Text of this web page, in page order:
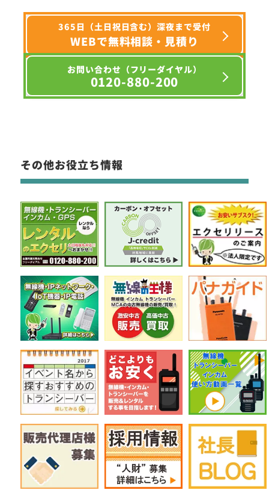
365日（土日祝日含む）深夜まで受付
WEBで無料相談・見積り
お問い合わせ（フリーダイヤル）
0120-880-200
その他お役立ち情報